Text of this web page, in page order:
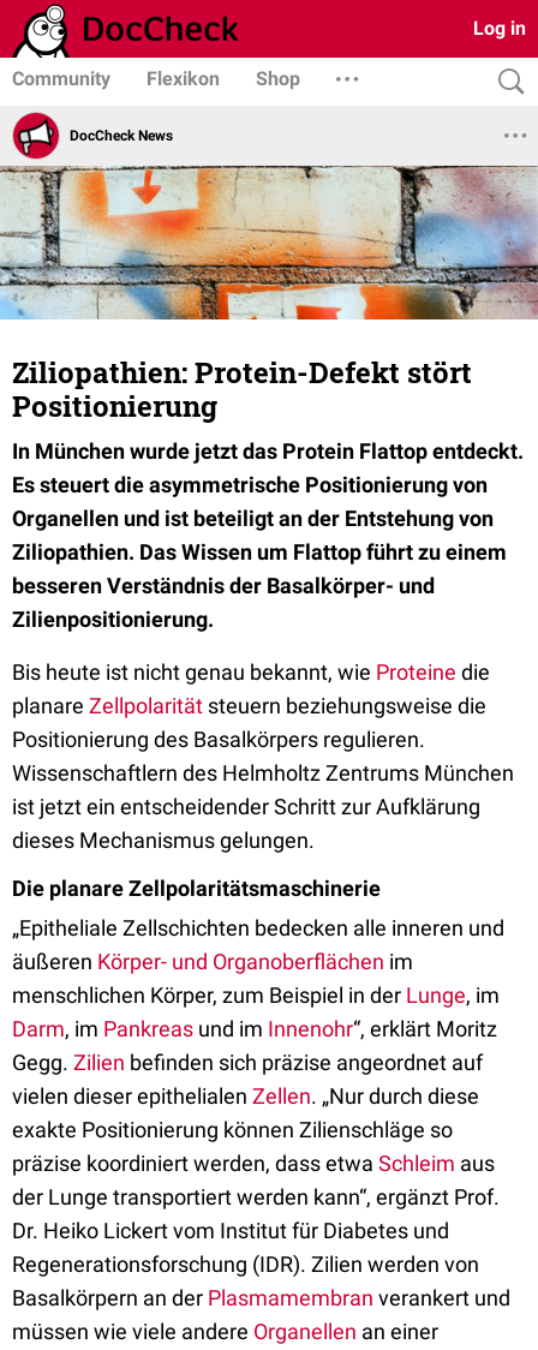
Log in
Community Flexikon Shop
DocCheck News
Ziliopathien: Protein-Defekt stört
Positionierung
In München wurde jetzt das Protein Flattop entdeckt.
Es steuert die asymmetrische Positionierung von
Organellen und ist beteiligt an der Entstehung von
Ziliopathien. Das Wissen um Flattop führt zu einem
besseren Verständnis der Basalkörper- und
Zilienpositionierung.
Bis heute ist nicht genau bekannt, wie Proteine die
planare Zellpolarität steuern beziehungsweise die
Positionierung des Basalkörpers regulieren.
Wissenschaftlern des Helmholtz Zentrums München
ist jetzt ein entscheidender Schritt zur Aufklärung
dieses Mechanismus gelungen.
Die planare Zellpolaritätsmaschinerie
„Epitheliale Zellschichten bedecken alle inneren und
äußeren Körper- und Organoberflächen im
menschlichen Körper, zum Beispiel in der Lunge, im
Darm, im Pankreas und im Innenohr“, erklärt Moritz
Gegg. Zilien befinden sich präzise angeordnet auf
vielen dieser epithelialen Zellen. „Nur durch diese
exakte Positionierung können Zilienschläge so
präzise koordiniert werden, dass etwa Schleim aus
der Lunge transportiert werden kann“, ergänzt Prof.
Dr. Heiko Lickert vom Institut für Diabetes und
Regenerationsforschung (IDR). Zilien werden von
Basalkörpern an der Plasmamembran verankert und
müssen wie viele andere Organellen an einer